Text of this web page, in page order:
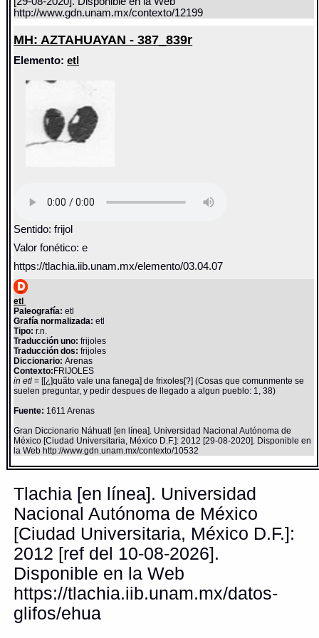
http://www.gdn.unam.mx/contexto/12199
MH: AZTAHUAYAN - 387_839r
Elemento:etl
Sentido: frijol
Valor fonético: e
https://tlachia.iib.unam.mx/elemento/03.04.07
etl
Paleografía: etl
Grafía normalizada: etl
Tipo: r.n.
Traducción uno: frijoles
Traducción dos: frijoles
Diccionario:Arenas
Contexto:FRIJOLES
in etl= [[¿]quãto vale una fanega] de frixoles[?] (Cosas que comunmente se
suelen preguntar, y pedir despues de llegado a algun pueblo: 1, 38)
Fuente: 1611 Arenas
Gran Diccionario Náhuatl [en línea]. Universidad Nacional Autónoma de
México [Ciudad Universitaria, México D.F.]: 2012 [29-08-2020]. Disponible en
la Web http://www.gdn.unam.mx/contexto/10532
Tlachia [en línea]. Universidad
Nacional Autónoma de México
[Ciudad Universitaria, México D.F.]:
2012 [ref del 10-08-2026].
Disponible en la Web
https://tlachia.iib.unam.mx/datos-
glifos/ehua